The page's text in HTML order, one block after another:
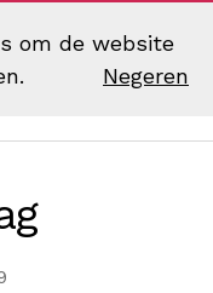
om de website
Negeren